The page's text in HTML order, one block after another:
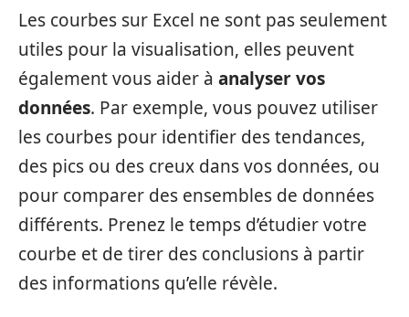
Les courbes sur Excel ne sont pas seulement
utiles pour la visualisation, elles peuvent
également vous aider à analyser vos
données. Par exemple, vous pouvez utiliser
les courbes pour identifier des tendances,
des pics ou des creux dans vos données, ou
pour comparer des ensembles de données
différents. Prenez le temps d’étudier votre
courbe et de tirer des conclusions à partir
des informations qu’elle révèle.